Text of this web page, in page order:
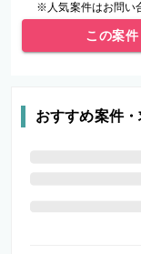
※人気案件はお問い
この案
おすすめ案件・